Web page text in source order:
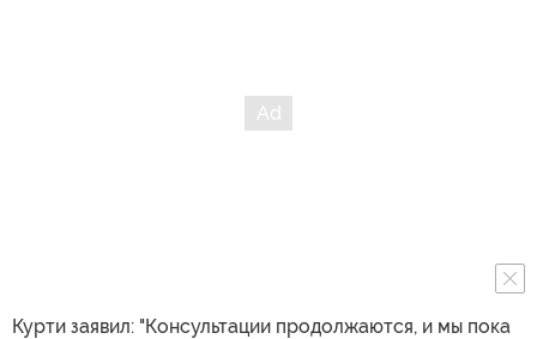
Курти заявил: "Консультации продолжаются, и мы пока